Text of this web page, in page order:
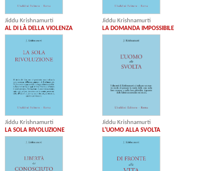
Jiddu Krishnamurti
AL DI LÀ DELLA VIOLENZA
Jiddu Krishnamurti
LA DOMANDA IMPOSSIBILE
Jiddu Krishnamurti
LA SOLA RIVOLUZIONE
Jiddu Krishnamurti
L'UOMO ALLA SVOLTA